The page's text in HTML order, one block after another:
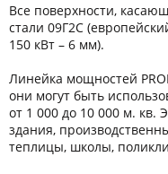
Все поверхности,
стали 09Г2С
150 кВт – 6 мм).
Линейка мощностей
они могут быть
от 1 000 до 10 000 м. кв.
здания,
теплицы, школы,